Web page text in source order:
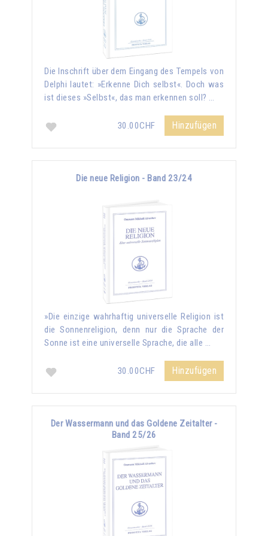
Die Inschrift über dem Eingang des Tempels von
Delphi lautet: »Erkenne Dich selbst«. Doch was
ist dieses »Selbst«, das man erkennen soll? …
30.00CHF Hinzufügen
Die neue Religion - Band 23/24
»Die einzige wahrhaftig universelle Religion ist
die Sonnenreligion, denn nur die Sprache der
Sonne ist eine universelle Sprache, die alle …
30.00CHF Hinzufügen
Der Wassermann und das Goldene Zeitalter -
Band 25/26